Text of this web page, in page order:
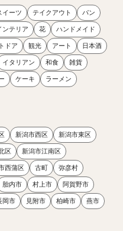
イーツ テイクアウト パン
ンテリア 花 ハンドメイド
ドア 観光 アート 日本酒
イタリアン 和食 雑貨
ケーキ ラーメン
新潟市西区 新潟市東区
区 新潟市江南区
西蒲区 古町 弥彦村
胎内市 村上市 阿賀野市
岡市 見附市 柏崎市 燕市